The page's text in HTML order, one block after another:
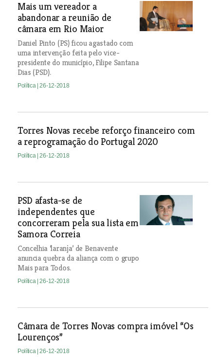
Mais um vereador a
abandonar a reunião de
câmara em Rio Maior
Daniel Pinto (PS) ficou agastado com
uma intervenção feita pelo vice-
presidente do município, Filipe Santana
Dias (PSD).
Política | 26-12-2018
Torres Novas recebe reforço financeiro com
a reprogramação do Portugal 2020
Política | 26-12-2018
PSD afasta-se de
independentes que
concorreram pela sua lista em
Samora Correia
Concelhia ‘laranja’ de Benavente
anuncia quebra da aliança com o grupo
Mais para Todos.
Política | 26-12-2018
Câmara de Torres Novas compra imóvel “Os
Lourenços”
Política | 26-12-2018